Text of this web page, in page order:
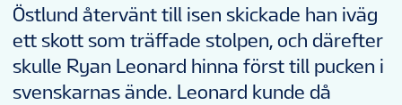
Östlund återvänt till isen skickade han iväg
ett skott som träffade stolpen, och därefter
skulle Ryan Leonard hinna först till pucken i
svenskarnas ände. Leonard kunde då